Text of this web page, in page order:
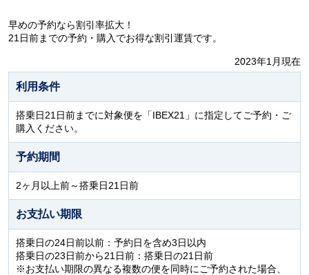
早めの予約なら割引率拡大！
21日前までの予約・購入でお得な割引運賃です。
2023年1月現在
利用条件
搭乗日21日前までに対象便を「IBEX21」に指定してご予約・ご
購入ください。
予約期間
2ヶ月以上前～搭乗日21日前
お支払い期限
搭乗日の24日前以前：予約日を含め3日以内
搭乗日の23日前から21日前：搭乗日の21日前
お支払い期限の異なる複数の便を同時にご予約された場合、